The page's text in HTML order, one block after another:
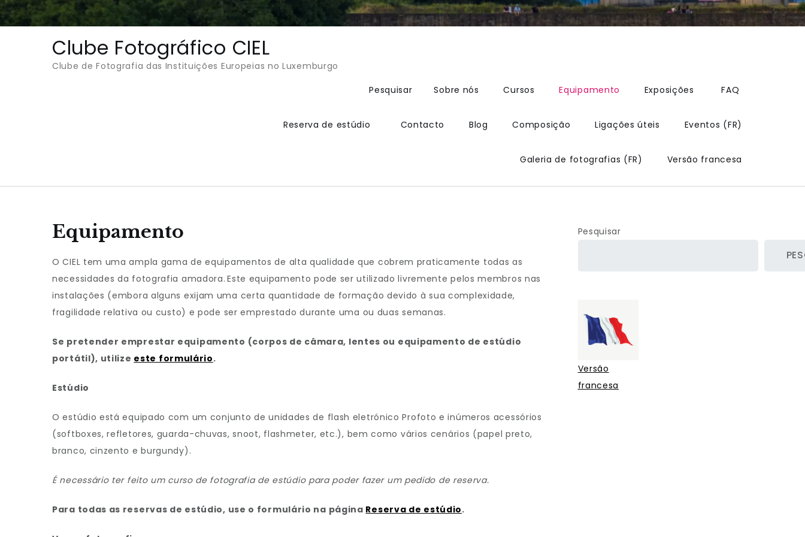
Clube Fotográfico CIEL
Clube de Fotografia das Instituições Europeias no Luxemburgo
Pesquisar
Sobre nós Cursos Equipamento Exposições FAQ
Reserva de estúdio Contacto Blog Composição Ligações úteis Eventos (FR)
Galeria de fotografias (FR) Versão francesa
Equipamento
O CIEL tem uma ampla gama de equipamentos de alta qualidade que cobrem praticamente todas as
necessidades da fotografia amadora. Este equipamento pode ser utilizado livremente pelos membros nas
instalações (embora alguns exijam uma certa quantidade de formação devido à sua complexidade,
fragilidade relativa ou custo) e pode ser emprestado durante uma ou duas semanas.
Se pretender emprestar equipamento (corpos de câmara, lentes ou equipamento de estúdio
portátil), utilize este formulário.
Estúdio
O estúdio está equipado com um conjunto de unidades de flash eletrónico Profoto e inúmeros acessórios
(softboxes, refletores, guarda-chuvas, snoot, flashmeter, etc.), bem como vários cenários (papel preto,
branco, cinzento e burgundy).
É necessário ter feito um curso de fotografia de estúdio para poder fazer um pedido de reserva.
Para todas as reservas de estúdio, use o formulário na página Reserva de estúdio.
Pesquisar
Versão
francesa